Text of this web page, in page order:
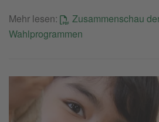
Mehr lesen:
Zusammenschau
Wahlprogrammen